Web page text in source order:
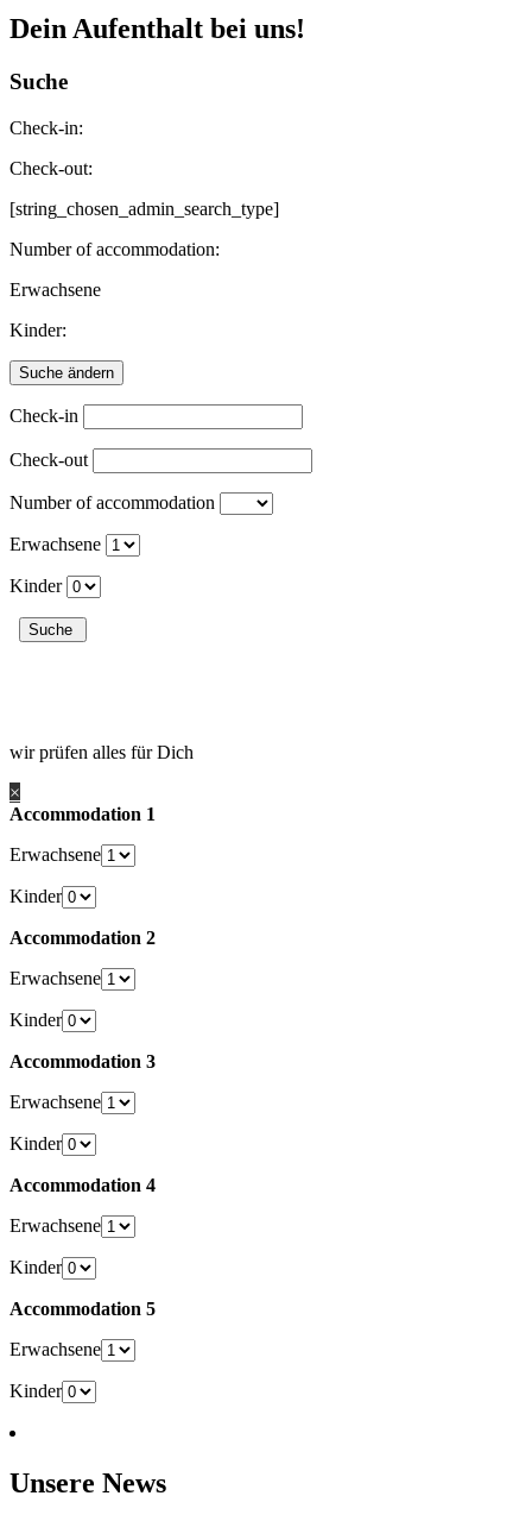
Dein Aufenthalt bei uns!
Suche
Check-in:
Check-out:
[string_chosen_admin_search_type]
Number of accommodation:
Erwachsene
Kinder:
Check-in
Check-out
Number of accommodation
Erwachsene
Kinder
wir prüfen alles für Dich
×
Accommodation 1
Erwachsene
Kinder
Accommodation 2
Erwachsene
Kinder
Accommodation 3
Erwachsene
Kinder
Accommodation 4
Erwachsene
Kinder
Accommodation 5
Erwachsene
Kinder
Unsere News